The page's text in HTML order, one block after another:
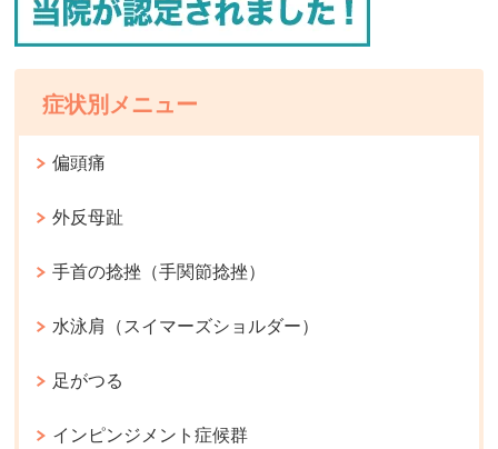
症状別メニュー
偏頭痛
外反母趾
手首の捻挫（手関節捻挫）
水泳肩（スイマーズショルダー）
足がつる
インピンジメント症候群